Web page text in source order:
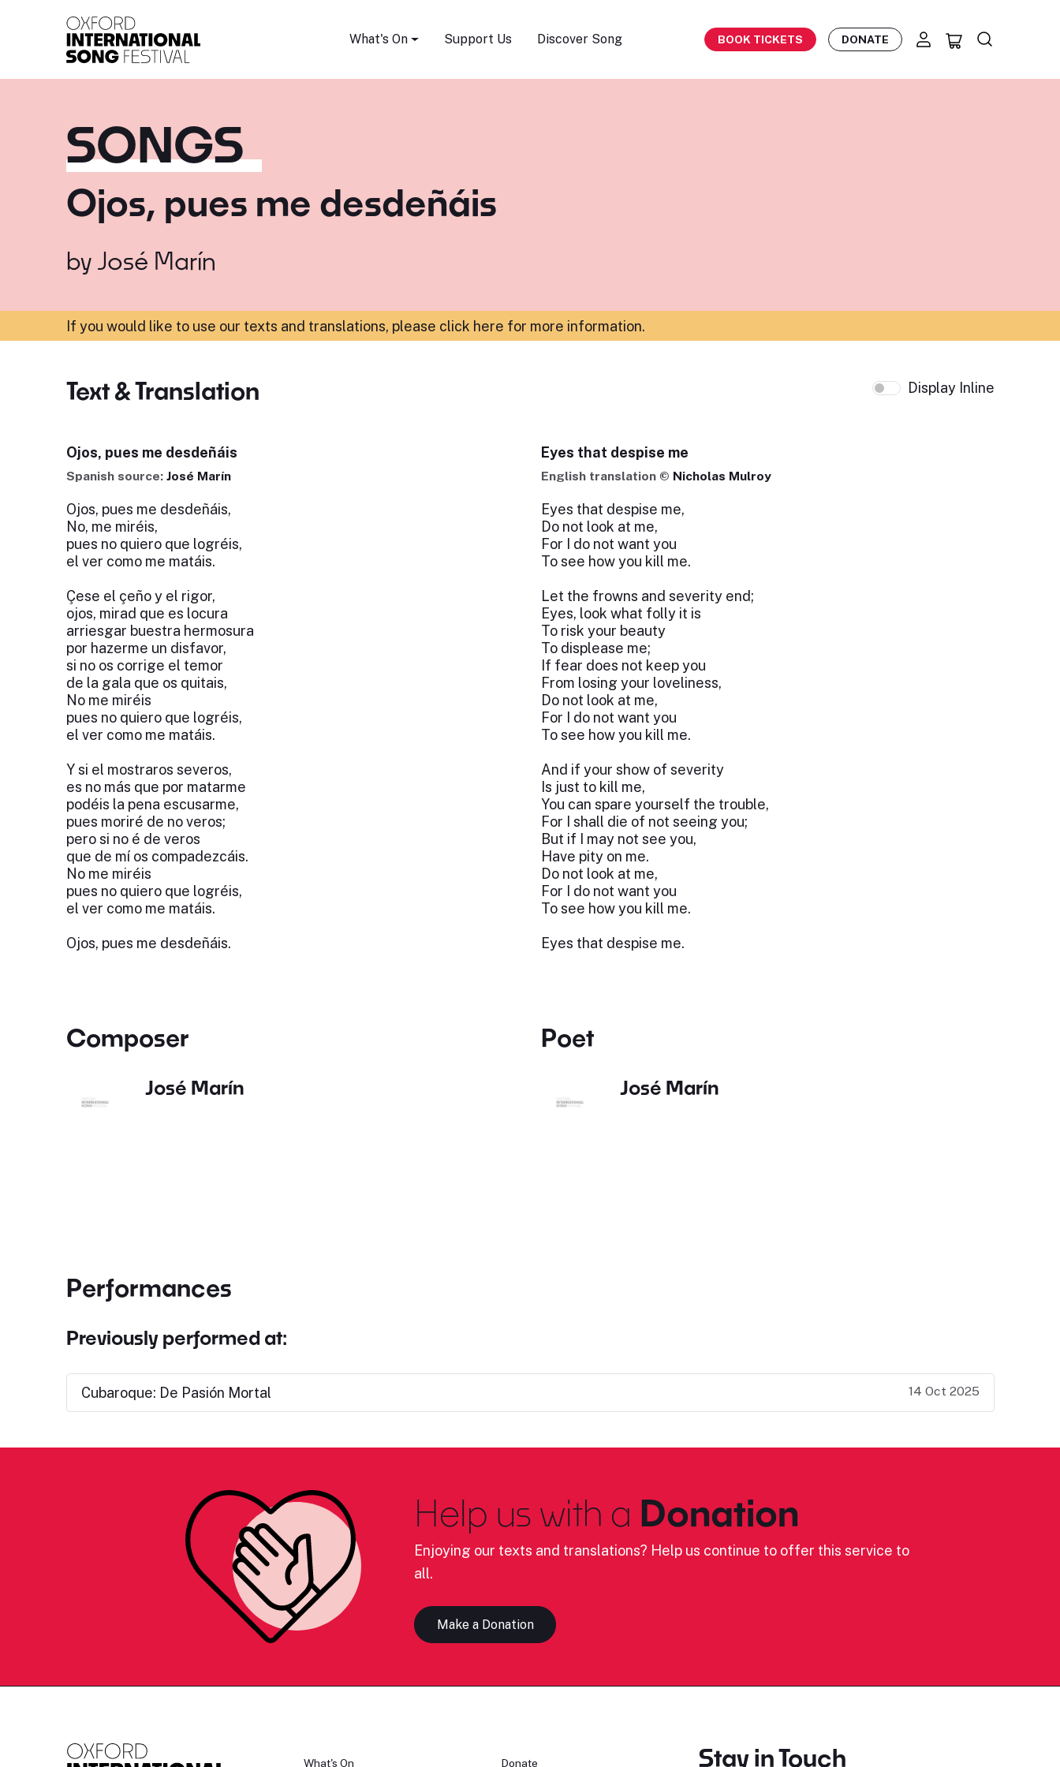
What's On Support Us Discover Song BOOK TICKETS DONATE
SONGS
Ojos, pues me desdeñáis
by José Marín
If you would like to use our texts and translations, please click here for more information.
Text & Translation Display Inline
Ojos, pues me desdeñáis
Spanish source: José Marín
Ojos, pues me desdeñáis,
No, me miréis,
pues no quiero que logréis,
el ver como me matáis.
Çese el çeño y el rigor,
ojos, mirad que es locura
arriesgar buestra hermosura
por hazerme un disfavor,
si no os corrige el temor
de la gala que os quitais,
No me miréis
pues no quiero que logréis,
el ver como me matáis.
Y si el mostraros severos,
es no más que por matarme
podéis la pena escusarme,
pues moriré de no veros;
pero si no é de veros
que de mí os compadezcáis.
No me miréis
pues no quiero que logréis,
el ver como me matáis.
Ojos, pues me desdeñáis.
Eyes that despise me
English translation © Nicholas Mulroy
Eyes that despise me,
Do not look at me,
For I do not want you
To see how you kill me.
Let the frowns and severity end;
Eyes, look what folly it is
To risk your beauty
To displease me;
If fear does not keep you
From losing your loveliness,
Do not look at me,
For I do not want you
To see how you kill me.
And if your show of severity
Is just to kill me,
You can spare yourself the trouble,
For I shall die of not seeing you;
But if I may not see you,
Have pity on me.
Do not look at me,
For I do not want you
To see how you kill me.
Eyes that despise me.
Composer
José Marín
Poet
José Marín
Performances
Previously performed at:
Cubaroque: De Pasión Mortal 14 Oct 2025
Help us with a Donation
Enjoying our texts and translations? Help us continue to offer this service to
all.
Make a Donation
What's On Donate Stay in Touch